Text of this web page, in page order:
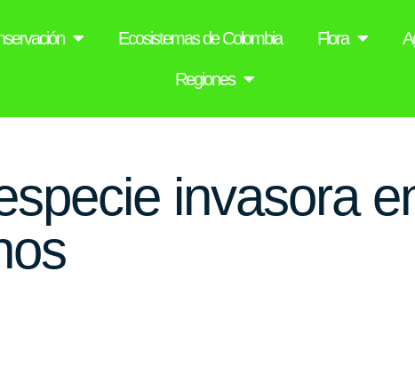
Ecosistemas de Colombia Flora
Regiones
invasora